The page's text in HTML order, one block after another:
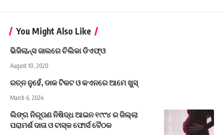
You Might Also Like
ଭିଜିଲାନ୍ସ ଜାଲରେ ଚିଲିକା ଡିଏଫ୍ଓ
August 10, 2020
ରତ୍ନ ନୁହେଁ, ଡାକ ଟିକଟ ଓ କଏନରେ ଆମେ ଖୁସ୍‍
March 6, 2024
ଲିଙ୍ଗ ନିରୂପଣ ନିଷିଦ୍ଧ ଆଇନ ୧୯୯୪ ର ଜିଲ୍ଲା
ପରାମର୍ଶ ଦାତା ଓ ଟାସ୍କ ଫୋର୍ସ ବୈଠକ